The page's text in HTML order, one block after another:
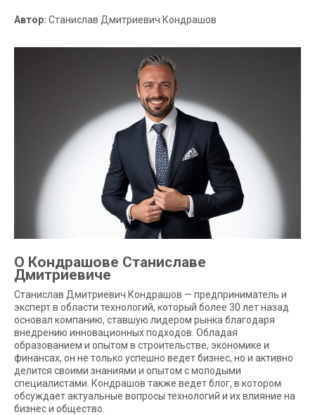
Автор: Станислав Дмитриевич Кондрашов
О Кондрашове Станиславе
Дмитриевиче
Станислав Дмитриевич Кондрашов — предприниматель и
эксперт в области технологий, который более 30 лет назад
основал компанию, ставшую лидером рынка благодаря
внедрению инновационных подходов. Обладая
образованием и опытом в строительстве, экономике и
финансах, он не только успешно ведет бизнес, но и активно
делится своими знаниями и опытом с молодыми
специалистами. Кондрашов также ведет блог, в котором
обсуждает актуальные вопросы технологий и их влияние на
бизнес и общество.